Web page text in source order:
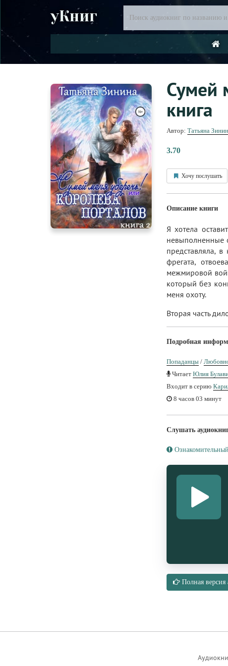
уКниг
Сумей
книга
Автор: Татьяна
3.70
Хочу послушать
Описание книги
Я хотела
невыполненные
представляла,
фрегата,
межмировой
который без
меня охоту.
Вторая часть
Подробная
Попаданцы /
Читает Юлия
Входит в серию
8 часов 03 минут
Слушать
Полная версия